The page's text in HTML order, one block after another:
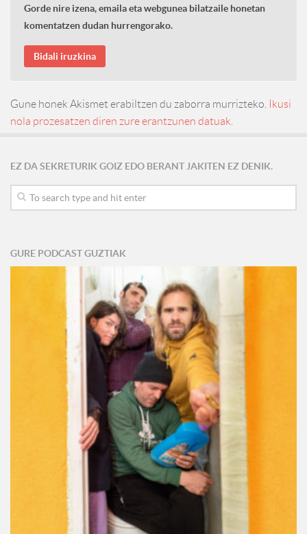
Gorde nire izena, emaila eta webgunea bilatzaile honetan
komentatzen dudan hurrengorako.
Gune honek Akismet erabiltzen du zaborra murrizteko.
Ikusi
nola prozesatzen diren zure erantzunen datuak.
EZ DA SEKRETURIK GOIZ EDO BERANT JAKITEN EZ DENIK.
GURE PODCAST GUZTIAK